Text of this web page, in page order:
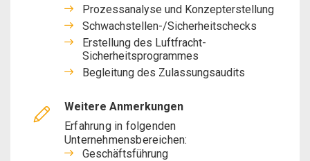
Prozessanalyse und Konzepterstellung
Schwachstellen-/Sicherheitschecks
Erstellung des Luftfracht-
Sicherheitsprogrammes
Begleitung des Zulassungsaudits
Weitere Anmerkungen
Erfahrung in folgenden
Unternehmensbereichen:
Geschäftsführung